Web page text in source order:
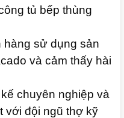
tủ bếp thùng
sử dụng sản
và cảm thấy hài
chuyên nghiệp và
với đội ngũ thợ kỹ